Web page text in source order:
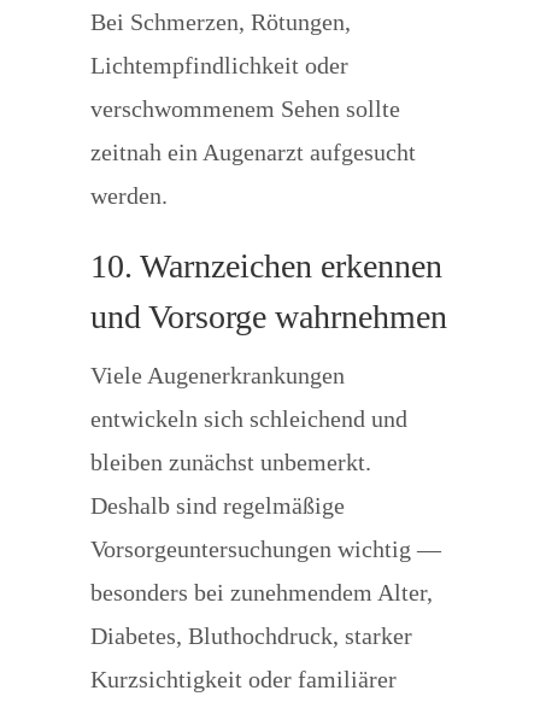
Bei Schmerzen, Rötungen,
Lichtempfindlichkeit oder
verschwommenem Sehen sollte
zeitnah ein Augenarzt aufgesucht
werden.
10. Warnzeichen erkennen
und Vorsorge wahrnehmen
Viele Augenerkrankungen
entwickeln sich schleichend und
bleiben zunächst unbemerkt.
Deshalb sind regelmäßige
Vorsorgeuntersuchungen wichtig —
besonders bei zunehmendem Alter,
Diabetes, Bluthochdruck, starker
Kurzsichtigkeit oder familiärer